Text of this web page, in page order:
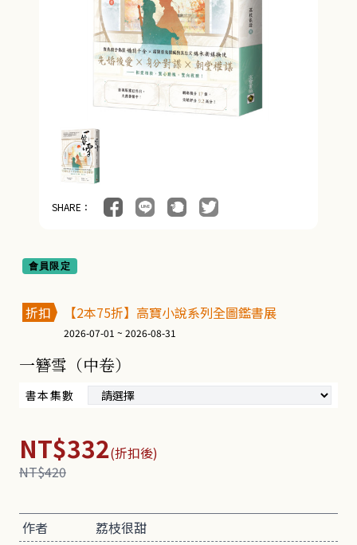
SHARE：
會員限定
折扣 【2本75折】高寶小說系列全圖鑑書展
2026-07-01 ~ 2026-08-31
一簪雪（中卷）
書本集數
NT$332(折扣後)
NT$420
作者
荔枝很甜